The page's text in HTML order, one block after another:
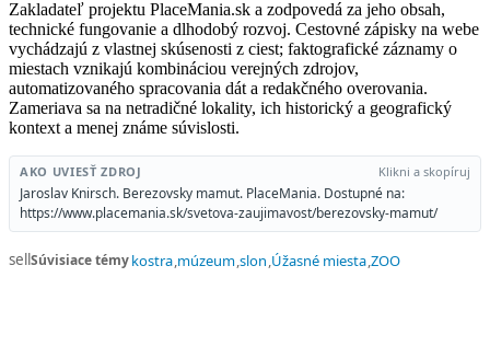
Zakladateľ projektu PlaceMania.sk a zodpovedá za jeho obsah,
technické fungovanie a dlhodobý rozvoj. Cestovné zápisky na webe
vychádzajú z vlastnej skúsenosti z ciest; faktografické záznamy o
miestach vznikajú kombináciou verejných zdrojov,
automatizovaného spracovania dát a redakčného overovania.
Zameriava sa na netradičné lokality, ich historický a geografický
kontext a menej známe súvislosti.
AKO UVIESŤ ZDROJ Klikni a skopíruj
Jaroslav Knirsch. Berezovsky mamut. PlaceMania. Dostupné na:
https://www.placemania.sk/svetova-zaujimavost/berezovsky-mamut/
sell Súvisiace témykostra múzeum slon Úžasné miesta ZOO